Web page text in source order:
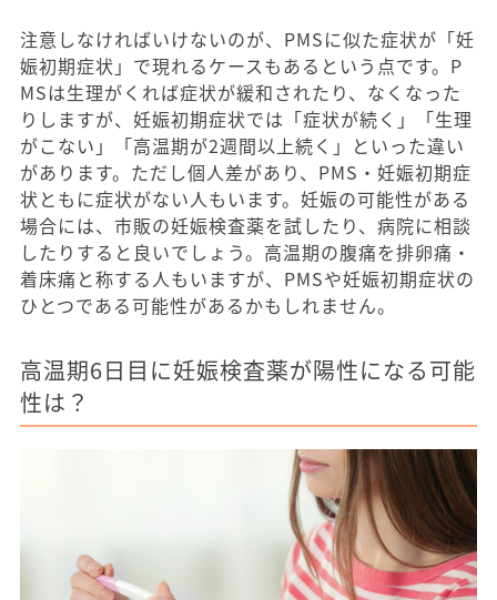
注意しなければいけないのが、PMSに似た症状が「妊
娠初期症状」で現れるケースもあるという点です。P
MSは生理がくれば症状が緩和されたり、なくなった
りしますが、妊娠初期症状では「症状が続く」「生理
がこない」「高温期が2週間以上続く」といった違い
があります。ただし個人差があり、PMS・妊娠初期症
状ともに症状がない人もいます。妊娠の可能性がある
場合には、市販の妊娠検査薬を試したり、病院に相談
したりすると良いでしょう。高温期の腹痛を排卵痛・
着床痛と称する人もいますが、PMSや妊娠初期症状の
ひとつである可能性があるかもしれません。
高温期6日目に妊娠検査薬が陽性になる可能
性は？